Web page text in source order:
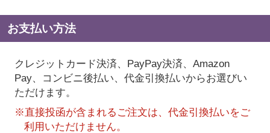
お支払い方法
クレジットカード決済、PayPay決済、Amazon
Pay、コンビニ後払い、代金引換払いからお選びい
ただけます。
※直接投函が含まれるご注文は、代金引換払いをご
利用いただけません。